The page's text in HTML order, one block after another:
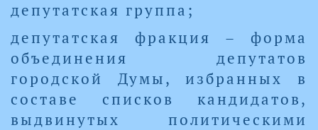
депутатская группа;
депутатская фракция – форма
объединения депутатов
городской Думы, избранных в
составе списков кандидатов,
выдвинутых политическими